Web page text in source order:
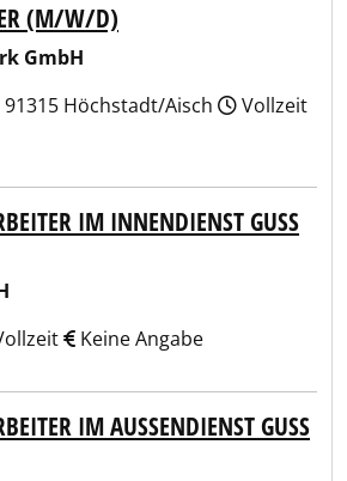
(M/W/D)
GmbH
Höchstadt/Aisch
Vollzeit
IM INNENDIENST GUSS
Keine Angabe
IM AUSSENDIENST GUSS (